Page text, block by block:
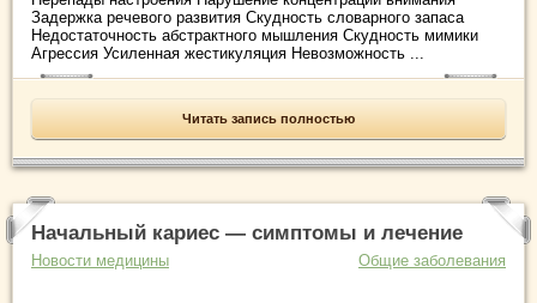
Задержка речевого развития Скудность словарного запаса
Недостаточность абстрактного мышления Скудность мимики
Агрессия Усиленная жестикуляция Невозможность ...
Читать запись полностью
Начальный кариес — симптомы и лечение
Новости медицины Общие заболевания